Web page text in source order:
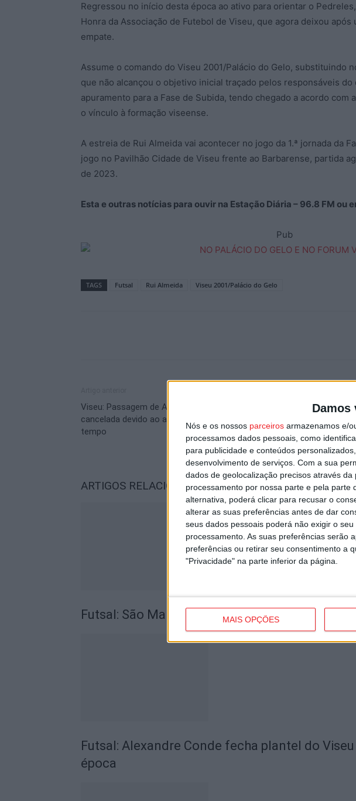
Damos
Nós e os nossos parceiros armazenamos e/
processamos dados pessoais, como
para publicidade e conteúdos
desenvolvimento de serviços. Com a sua
dados de geolocalização precisos através
processamento por nossa parte e pela parte
alternativa, poderá clicar para recusar o
alterar as suas preferências antes de dar
seus dados pessoais poderá não exigir o
processamento. As suas preferências serão
preferências ou retirar seu consentimento a
"Privacidade" na parte inferior da página.
MAIS OPÇÕES
Regressou no início desta época ao ativo para orientar o
Honra da Associação de Futebol de Viseu, que agora deixou
empate.
Assume o comando do Viseu 2001/Palácio do Gelo, substituindo
que não alcançou o objetivo inicial traçado pelos responsáveis do
apuramento para a Fase de Subida, tendo chegado a acordo com
o vínculo à formação viseense.
A estreia de Rui Almeida vai acontecer no jogo da 1.ª jornada da
jogo no Pavilhão Cidade de Viseu frente ao Barbarense, partida
de 2023.
Esta e outras notícias para ouvir na Estação Diária – 96.8 FM ou
Pub
TAGS Futsal Rui Almeida Viseu 2001/Palácio do Gelo
Viseu: Passagem de Ano no Campo de Viriato
cancelada devido ao agravamento do estado do
tempo
Moimenta
ARTIGOS RELACIONADOSMais do autor
Futsal: São Martinho de Mouros renova com
Futsal: Alexandre Conde fecha plantel do
época